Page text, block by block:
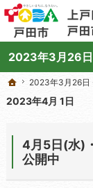
2023年3月26
学びと交流のプラットフォ
上戸田地域交流センターや
ホーム
2023年3月26日
2023年4月 1日
4月5日(水)
公開中
ホーム
2023年3月26日